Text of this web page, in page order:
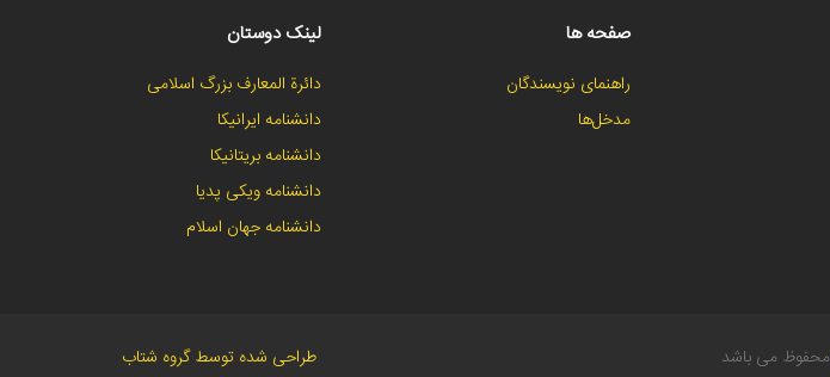
صفحه ها
راهنمای نویسندگان
مدخل‌ها
لینک دوستان
دائرة المعارف بزرگ اسلامی
دانشنامه ایرانیکا
دانشنامه بریتانیکا
دانشنامه ویکی پدیا
دانشنامه جهان اسلام
طراحی شده توسط گروه شتاب محفوظ می باشد